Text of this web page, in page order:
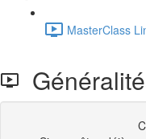
MasterClass